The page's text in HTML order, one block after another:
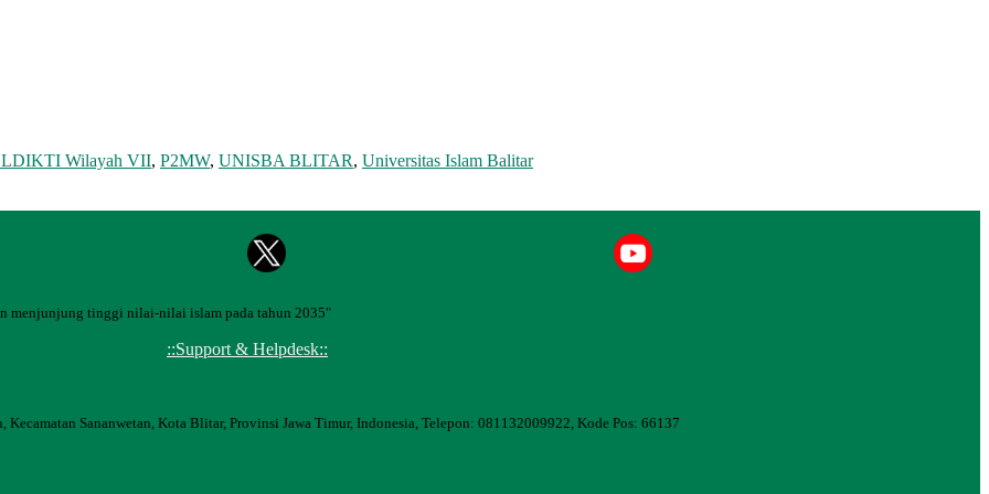
Wilayah VII, P2MW, UNISBA BLITAR, Universitas Islam Balitar
menjunjung tinggi nilai-nilai islam pada tahun 2035"
::Support & Helpdesk::
Sananwetan, Kota Blitar, Provinsi Jawa Timur, Indonesia, Telepon: 081132009922, Kode Pos: 66137